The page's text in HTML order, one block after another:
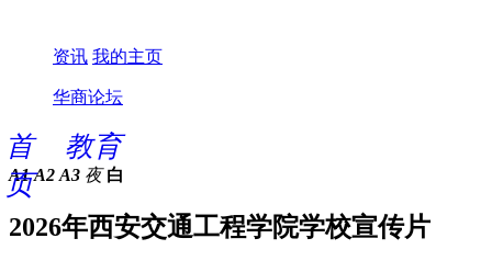
资讯 我的主页
华商论坛
首
页
教育
A1 A2 A3 夜 白
2026年西安交通工程学院学校宣传片